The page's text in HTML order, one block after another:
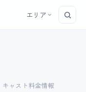
エリア
ャスト料金情報